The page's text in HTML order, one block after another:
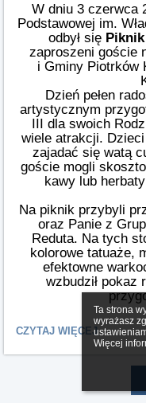
Ta strona
wyrażasz
Więcej
W dniu 3 czerwca
Podstawowej im.
odbył się
zaproszeni goście
i Gminy Piotrków
Dzień pełen
artystycznym
III dla swoich
wiele atrakcji.
zajadać się watą
goście mogli
kawy lub
Na piknik przybyli
oraz Panie z
Reduta. Na tych
kolorowe tatuaże,
efektowne
wzbudził pokaz
PIKNIK
:
CZYTAJ WIĘCEJ